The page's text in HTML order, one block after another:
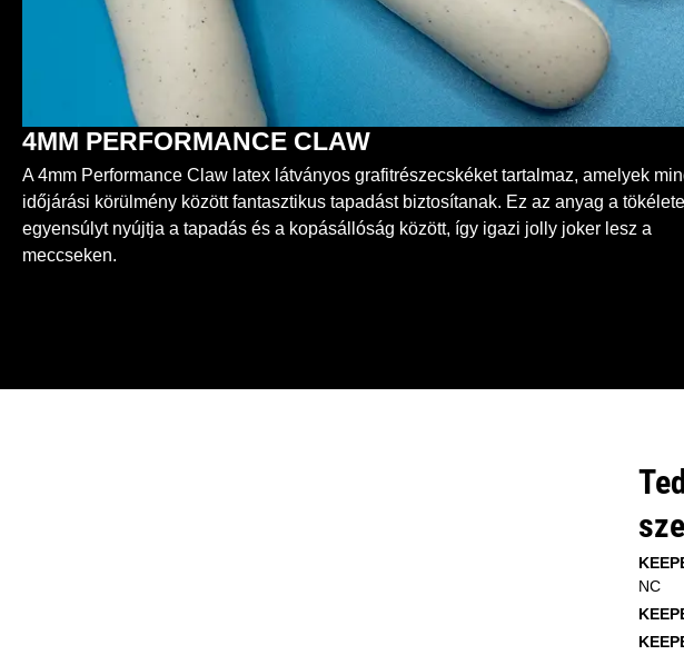
4MM PERFORMANCE CLAW
A 4mm Performance Claw latex látványos grafitrészecskéket tartalmaz, amelyek
időjárási körülmény között fantasztikus tapadást biztosítanak. Ez az anyag a
egyensúlyt nyújtja a tapadás és a kopásállóság között, így igazi jolly joker lesz a
meccseken.
NC